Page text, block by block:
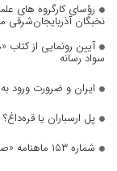
رؤسای کارگروه های
نخبگان
آیین رونمایی از کتاب
سواد رسانه
ایران و ضرورت ورود
پل ارسباران یا قره‌داغ؟
شماره ۱۵۳ ماهنامه «صدای زنان» منتشر شد